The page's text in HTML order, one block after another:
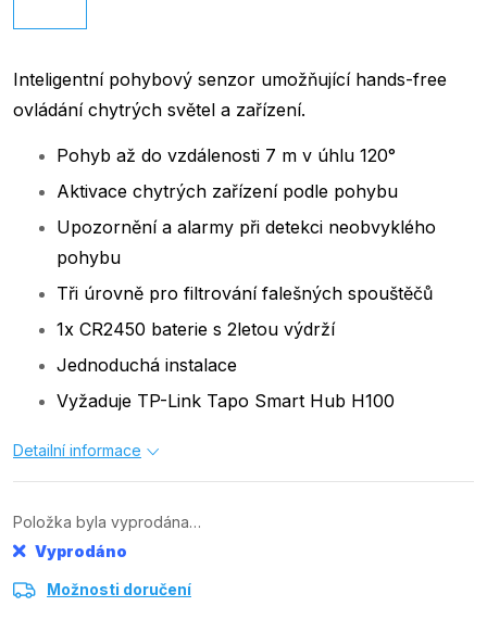
Inteligentní pohybový senzor umožňující hands-free
ovládání chytrých světel a zařízení.
Pohyb až do vzdálenosti 7 m v úhlu 120°
Aktivace chytrých zařízení podle pohybu
Upozornění a alarmy při detekci neobvyklého
pohybu
Tři úrovně pro filtrování falešných spouštěčů
1x CR2450 baterie s 2letou výdrží
Jednoduchá instalace
Vyžaduje TP-Link Tapo Smart Hub H100
Detailní informace
Položka byla vyprodána…
Vyprodáno
Možnosti doručení